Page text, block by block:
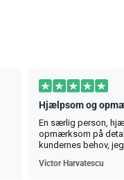
Hjælpsom og
En særlig person,
opmærksom på
kundernes behov,
serviabil , atent la
Victor Harvatescu